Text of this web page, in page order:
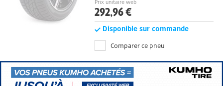
Prix unitaire web
292,96 €
Disponible sur commande